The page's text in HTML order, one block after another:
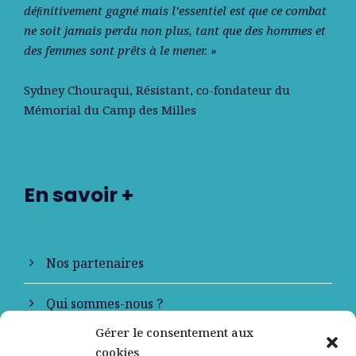
Gérer le consentement aux
cookies
déﬁnitivement gagné mais l’essentiel est que ce combat
ne soit jamais perdu non plus, tant que des hommes et
des femmes sont prêts à le mener. »
Sydney Chouraqui, Résistant, co-fondateur du
Mémorial du Camp des Milles
En savoir +
Nos partenaires
Qui sommes-nous ?
Contactez-nous